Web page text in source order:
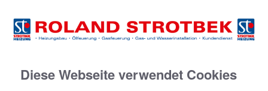
Diese Webseite verwendet Cookies